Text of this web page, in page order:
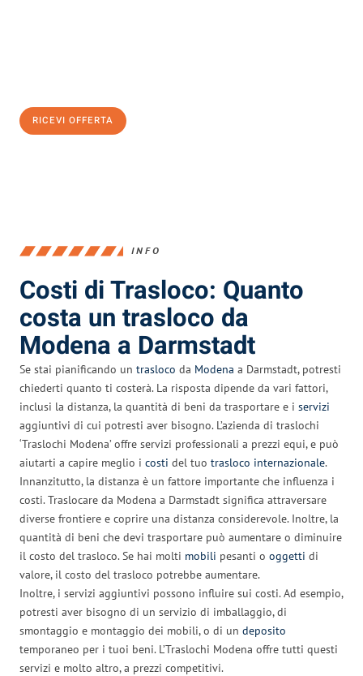
RICEVI OFFERTA
INFO
Costi di Trasloco: Quanto
costa un trasloco da
Modena a Darmstadt
Se stai pianificando un trasloco da Modena a Darmstadt, potresti
chiederti quanto ti costerà. La risposta dipende da vari fattori,
inclusi la distanza, la quantità di beni da trasportare e i servizi
aggiuntivi di cui potresti aver bisogno. L’azienda di traslochi
‘Traslochi Modena’ offre servizi professionali a prezzi equi, e può
aiutarti a capire meglio i costi del tuo trasloco internazionale.
Innanzitutto, la distanza è un fattore importante che influenza i
costi. Traslocare da Modena a Darmstadt significa attraversare
diverse frontiere e coprire una distanza considerevole. Inoltre, la
quantità di beni che devi trasportare può aumentare o diminuire
il costo del trasloco. Se hai molti mobili pesanti o oggetti di
valore, il costo del trasloco potrebbe aumentare.
Inoltre, i servizi aggiuntivi possono influire sui costi. Ad esempio,
potresti aver bisogno di un servizio di imballaggio, di
smontaggio e montaggio dei mobili, o di un deposito
temporaneo per i tuoi beni. L’Traslochi Modena offre tutti questi
servizi e molto altro, a prezzi competitivi.